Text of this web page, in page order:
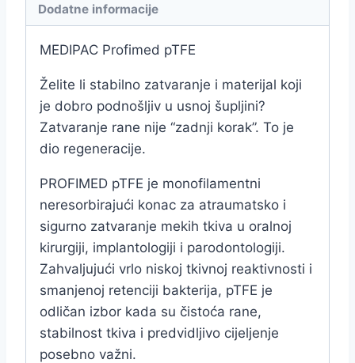
Dodatne informacije
MEDIPAC Profimed pTFE
Želite li stabilno zatvaranje i materijal koji
je dobro podnošljiv u usnoj šupljini?
Zatvaranje rane nije “zadnji korak”. To je
dio regeneracije.
PROFIMED pTFE je monofilamentni
neresorbirajući konac za atraumatsko i
sigurno zatvaranje mekih tkiva u oralnoj
kirurgiji, implantologiji i parodontologiji.
Zahvaljujući vrlo niskoj tkivnoj reaktivnosti i
smanjenoj retenciji bakterija, pTFE je
odličan izbor kada su čistoća rane,
stabilnost tkiva i predvidljivo cijeljenje
posebno važni.